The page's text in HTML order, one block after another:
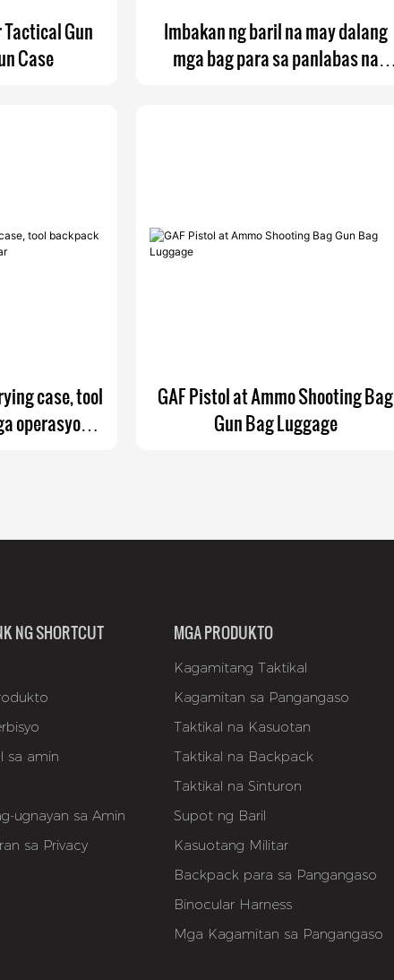
Tactical Gun
Case
Imbakan ng baril na may dalang
mga bag para sa panlabas na
case, tool
operasyong
GAF Pistol at Ammo Shooting Bag
Gun Bag Luggage
NG SHORTCUT
sa amin
ugnayan sa Amin
sa Privacy
MGA PRODUKTO
Kagamitang Taktikal
Kagamitan sa Pangangaso
Taktikal na Kasuotan
Taktikal na Backpack
Taktikal na Sinturon
Supot ng Baril
Kasuotang Militar
Backpack para sa Pangangaso
Binocular Harness
Mga Kagamitan sa Pangangaso